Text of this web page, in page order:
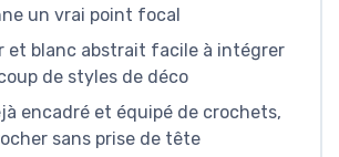
un vrai point focal
et blanc abstrait facile à intégrer
de styles de déco
encadré et équipé de crochets,
sans prise de tête